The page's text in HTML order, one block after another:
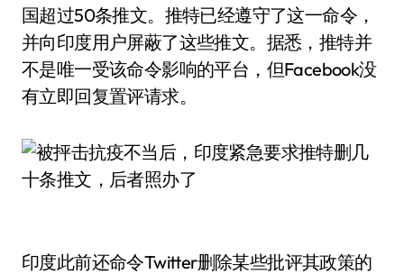
国超过50条推文。推特已经遵守了这一命令，
并向印度用户屏蔽了这些推文。据悉，推特并
不是唯一受该命令影响的平台，但Facebook没
有立即回复置评请求。
印度此前还命令Twitter删除某些批评其政策的